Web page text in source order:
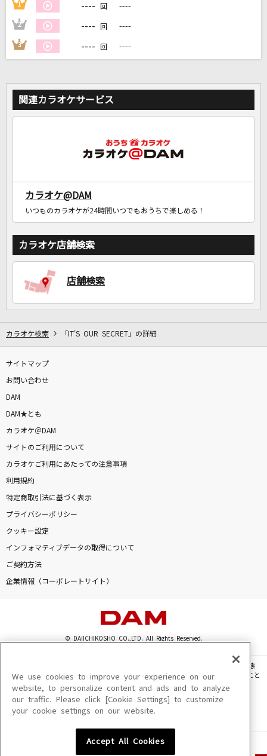
1 ---- 回 ----
2 ---- 回 ----
3 ---- 回 ----
関連カラオケサービス
カラオケ@DAM
いつものカラオケが24時間いつでもおうちで楽しめる！
カラオケ店舗検索
店舗検索
カラオケ検索 「IT'S OUR SECRET」の詳細
サイトマップ
お問い合わせ
DAM
DAM★とも
カラオケ＠DAM
サイトのご利用について
カラオケご利用にあたっての注意事項
利用規約
特定商取引法に基づく表示
プライバシーポリシー
クッキー設定
インフォマティブデータの取得について
ご契約方法
企業情報（コーポレートサイト）
© DAIICHIKOSHO CO.,LTD. All Rights Reserved.
このサイトに掲載されている一切の文章・画像・写真・動画・音声等を、手段や形態
を問わず、著作権法の定める範囲を超えて無断で複製、転載、ファイル化などすること
を禁じます。
楽曲及びコンテンツは、機種によりご利用いただけない場合があります。
楽曲及びコンテンツの配信日、配信内容が変更になる場合があります。
We use cookies to improve your experience on our
website, to personalize content and ads and to analyze
our traffic. Please click [Cookie Settings] to customize
your cookie settings on our website.
Accept All Cookies